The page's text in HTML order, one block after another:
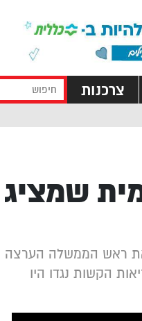
צרכנות
שמציג
את ראש הממשלה הערצה
הקשות נגדו היו